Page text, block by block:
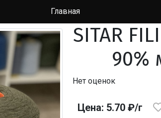
Главная
SITAR
90%
Нет оценок
Цена: 5.70 ₽/г